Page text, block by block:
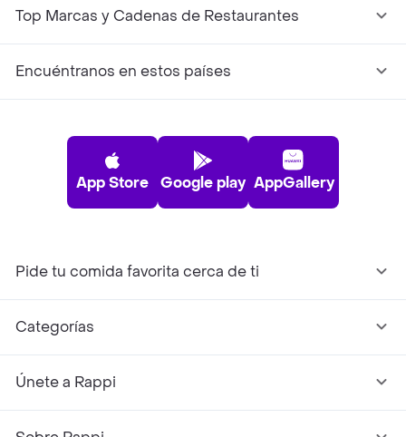
Top Marcas y Cadenas de Restaurantes
Encuéntranos en estos países
App Store Google play AppGallery
Pide tu comida favorita cerca de ti
Categorías
Únete a Rappi